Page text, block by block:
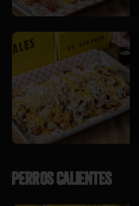
Perros Calientes